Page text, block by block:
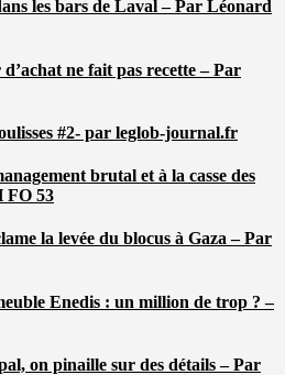
les bars de Laval – Par Léonard
ne fait pas recette – Par
#2- par leglob-journal.fr
brutal et à la casse des
FO 53
la levée du blocus à Gaza – Par
Enedis : un million de trop ? –
on pinaille sur des détails – Par